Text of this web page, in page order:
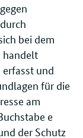
bei dem
handelt
und
für die
am
e
der Schutz